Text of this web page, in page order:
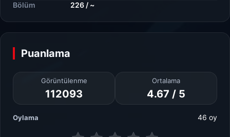
Bölüm
226 / ~
Puanlama
Görüntülenme
112093
Ortalama
4.67 / 5
Oylama 46 oy